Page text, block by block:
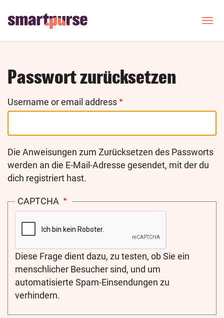
T
g
i
i
o
n
Passwort zurücksetzen
Username or email address
Die Anweisungen zum Zurücksetzen des Passworts
werden an die E-Mail-Adresse gesendet, mit der du
dich registriert hast.
CAPTCHA
Diese Frage dient dazu, zu testen, ob Sie ein
menschlicher Besucher sind, und um
automatisierte Spam-Einsendungen zu
verhindern.